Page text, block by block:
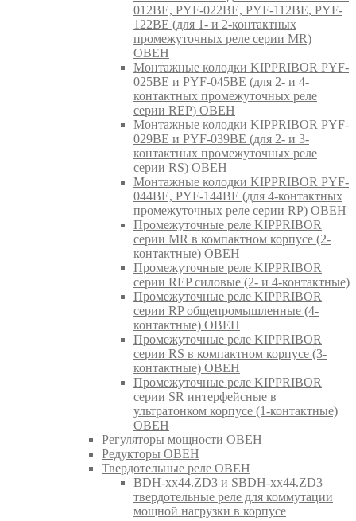
012BE, PYF-022BE, PYF-112BE, PYF-
122BE (для 1- и 2-контактных
промежуточных реле серии MR)
ОВЕН
Монтажные колодки KIPPRIBOR PYF-
025BE и PYF-045BE (для 2- и 4-
контактных промежуточных реле
серии REP) ОВЕН
Монтажные колодки KIPPRIBOR PYF-
029BE и PYF-039BE (для 2- и 3-
контактных промежуточных реле
серии RS) ОВЕН
Монтажные колодки KIPPRIBOR PYF-
044BE, PYF-144BE (для 4-контактных
промежуточных реле серии RP) ОВЕН
Промежуточные реле KIPPRIBOR
серии MR в компактном корпусе (2-
контактные) ОВЕН
Промежуточные реле KIPPRIBOR
серии REP силовые (2- и 4-контактные)
Промежуточные реле KIPPRIBOR
серии RP общепромышленные (4-
контактные) ОВЕН
Промежуточные реле KIPPRIBOR
серии RS в компактном корпусе (3-
контактные) ОВЕН
Промежуточные реле KIPPRIBOR
серии SR интерфейсные в
ультратонком корпусе (1-контактные)
ОВЕН
Регуляторы мощности ОВЕН
Редукторы ОВЕН
Твердотельные реле ОВЕН
BDH-xx44.ZD3 и SBDH-xx44.ZD3
твердотельные реле для коммутации
мощной нагрузки в корпусе